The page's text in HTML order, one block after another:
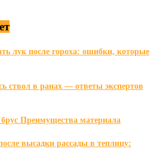
лук после гороха: ошибки, которые
ствол в ранах — ответы экспертов
Преимущества материала
высадки рассады в теплицу: